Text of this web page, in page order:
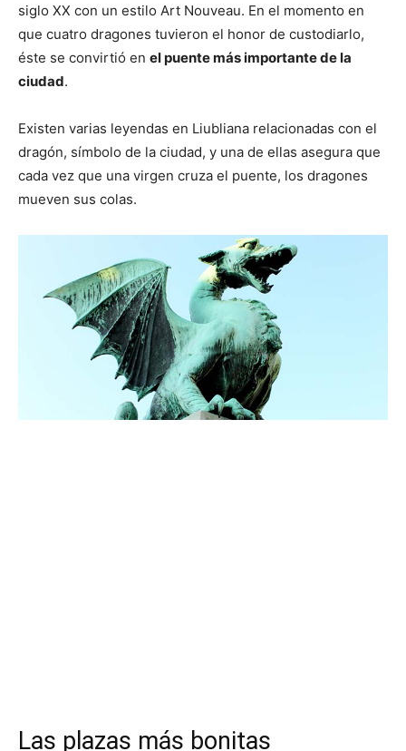
siglo XX con un estilo Art Nouveau. En el momento en
que cuatro dragones tuvieron el honor de custodiarlo,
éste se convirtió en el puente más importante de la
ciudad.
Existen varias leyendas en Liubliana relacionadas con el
dragón, símbolo de la ciudad, y una de ellas asegura que
cada vez que una virgen cruza el puente, los dragones
mueven sus colas.
Las plazas más bonitas